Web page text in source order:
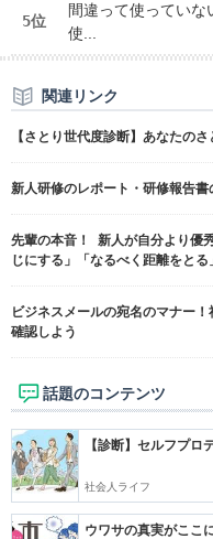
5位
間違って使っていな
使...
関連リンク
【さとり世代度診断】あなたの
新人研修のレポート・研修報告書
先輩の本音！ 新人が自分より優
じにする」「なるべく距離をとる
ビジネスメールの宛名のマナー
確認しよう
話題のコンテンツ
【診断】セルフプ
社会人ライフ
ウワサの真実がここ